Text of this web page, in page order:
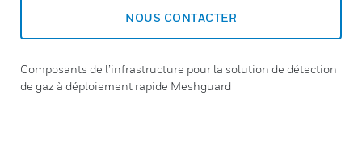
NOUS CONTACTER
Composants de l’infrastructure pour la solution de détection
de gaz à déploiement rapide Meshguard